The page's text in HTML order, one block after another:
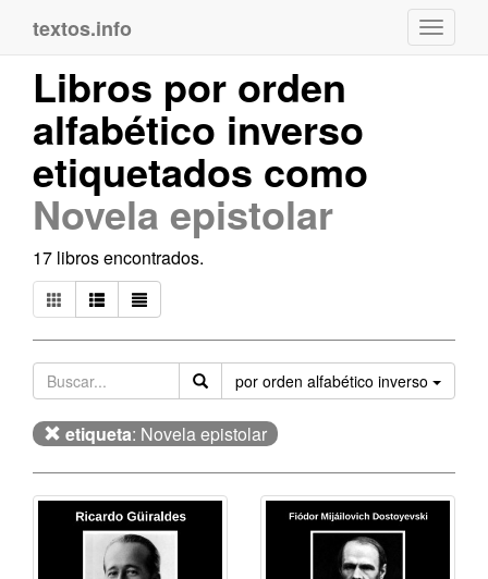
textos.info
Libros por orden
alfabético inverso
etiquetados como
Novela epistolar
17 libros encontrados.
por orden alfabético inverso
etiqueta: Novela epistolar